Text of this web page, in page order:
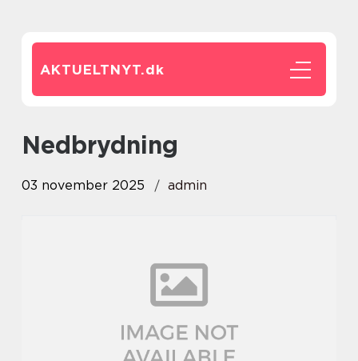
AKTUELTNYT.dk
nedbrydning
03 november 2025 admin